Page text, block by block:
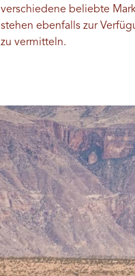
verschiedene beliebte
stehen ebenfalls zur
zu vermitteln.